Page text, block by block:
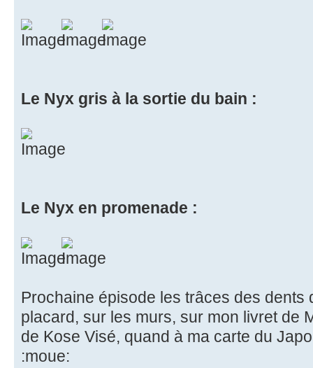
Le Nyx gris à la sortie du bain :
Le Nyx en promenade :
Prochaine épisode les trâces des dents
placard, sur les murs, sur mon livret de
de Kose Visé, quand à ma carte du
:moue: